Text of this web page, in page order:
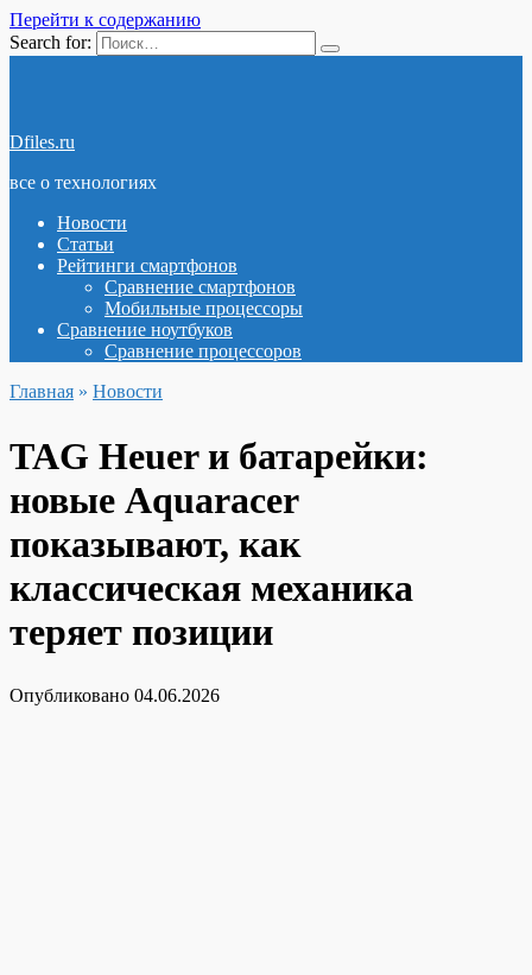
Перейти к содержанию
Search for:
Dfiles.ru
все о технологиях
Новости
Статьи
Рейтинги смартфонов
Сравнение смартфонов
Мобильные процессоры
Сравнение ноутбуков
Сравнение процессоров
Главная » Новости
TAG Heuer и батарейки:
новые Aquaracer
показывают, как
классическая механика
теряет позиции
Опубликовано 04.06.2026